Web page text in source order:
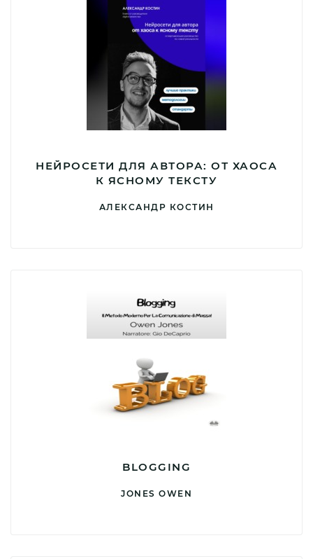
НЕЙРОСЕТИ ДЛЯ АВТОРА: ОТ ХАОСА
К ЯСНОМУ ТЕКСТУ
АЛЕКСАНДР КОСТИН
BLOGGING
JONES OWEN